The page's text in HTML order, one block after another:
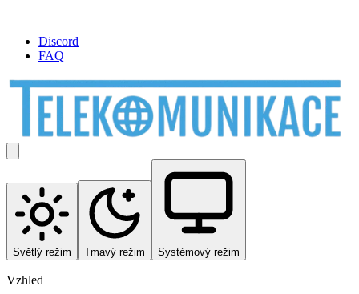
Discord
FAQ
Světlý režim Tmavý režim Systémový režim
Vzhled